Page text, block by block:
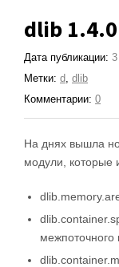
dlib 1.4.0
Дата публикации:
Метки: d, dlib
Комментарии: 0
На днях вышла
модули, которые
межпоточного